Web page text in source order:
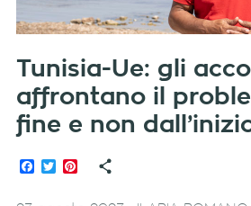
Tunisia-Ue: gli
affrontano il
fine e non
Facebook
TwitterPinterest